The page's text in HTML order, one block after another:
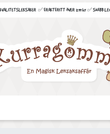
✅ FRAKTFRITT ÖVER 299 kr ✅ SNABB